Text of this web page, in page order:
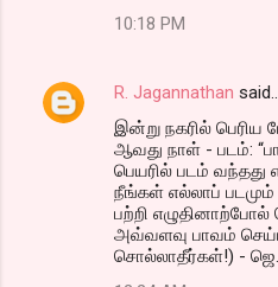
10:18 PM
R. Jagannathan said…
இன்று நகரில்
ஆவது நாள் - படம்:
பெயரில் படம்
நீங்கள் எல்லாப் படமும்
பற்றி
அவ்வளவு பாவம்
சொல்லாதீர்கள்!) - ஜெ.